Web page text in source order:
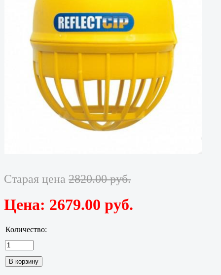
Старая цена 2820.00 руб.
Цена: 2679.00 руб.
Количество: